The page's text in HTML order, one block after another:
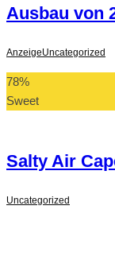
Ausbau von
AnzeigeUncategorized
78%
Sweet
Salty Air
Uncategorized